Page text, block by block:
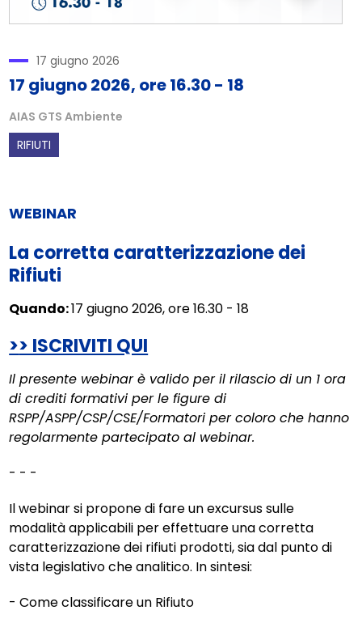
17 giugno 2026
17 giugno 2026, ore 16.30 - 18
AIAS GTS Ambiente
RIFIUTI
WEBINAR
La corretta caratterizzazione dei
Rifiuti
Quando:17 giugno 2026, ore 16.30 - 18
>> ISCRIVITI QUI
Il presente webinar è valido per il rilascio di un 1 ora
di crediti formativi per le figure di
RSPP/ASPP/CSP/CSE/Formatori per coloro che hanno
regolarmente partecipato al webinar.
- - -
Il webinar si propone di fare un excursus sulle
modalità applicabili per effettuare una corretta
caratterizzazione dei rifiuti prodotti, sia dal punto di
vista legislativo che analitico. In sintesi:
- Come classificare un Rifiuto